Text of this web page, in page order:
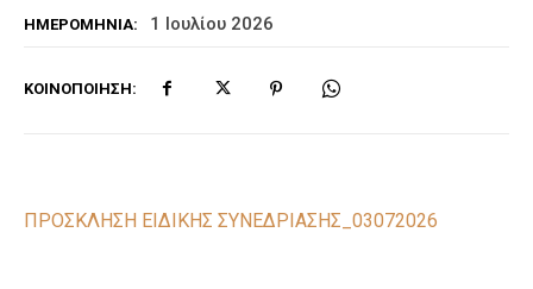
ΗΜΕΡΟΜΗΝΊΑ: 1 Ιουλίου 2026
ΚΟΙΝΟΠΟΊΗΣΗ:
ΠΡΟΣΚΛΗΣΗ ΕΙΔΙΚΗΣ ΣΥΝΕΔΡΙΑΣΗΣ_03072026